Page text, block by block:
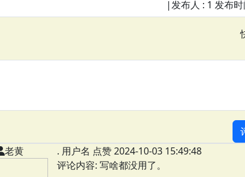
|发布人 : 1 发布
老黄
. 用户名 点赞 2024-10-03 15:49:48
评论内容: 写啥都没用了。